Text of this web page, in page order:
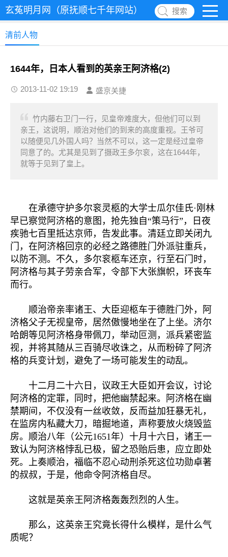
玄菟明月网（原抚顺七千年网站） 搜索
清前人物
1644年，日本人看到的英亲王阿济格(2)
2013-11-02 19:19 盛京关捷
竹内藤右卫门一行，见皇帝难度大，但他们可以到
亲王，这说明，顺治对他们的到来的高度重视。王爷可
以随便见几外国人吗？当然不可以，这一定是经过皇帝
同意了的。尤其是见到了摄政王多尔衮，这在1644年，
就等于见到了皇上。
在承德守护多尔衮灵柩的大学士瓜尔佳氏·刚林
早已察觉阿济格的意图，抢先独自“策马行”，日夜
疾驰七百里抵达京师，告发此事。清廷立即关闭九
门，在阿济格回京的必经之路德胜门外派驻重兵，
以防不测。不久，多尔衮柩车还京，行至石门时，
阿济格与其子劳亲合军，令部下大张旗帜，环丧车
而行。
顺治帝亲率诸王、大臣迎柩车于德胜门外，阿
济格父子无视皇帝，居然傲慢地坐在了上坐。济尔
哈朗等见阿济格身带佩刀，举动叵测，派兵紧密监
视，并将其随从三百骑尽收诛之，从而粉碎了阿济
格的兵变计划，避免了一场可能发生的动乱。
十二月二十六日，议政王大臣如开会议，讨论
阿济格的定罪，同时，把他幽禁起来。阿济格在幽
禁期间，不仅没有一丝收敛，反而益加狂暴无礼，
在监房内私藏大刀，暗掘地道，声称要放火烧毁监
房。顺治八年（公元1651年）十月十六日，诸王一
致认为阿济格悖乱已极，留之恐贻后患，应立即处
死。上奏顺治，福临不忍心动刑杀死这位功勋卓著
的叔叔，于是，他命令阿济格自尽。
这就是英亲王阿济格轰轰烈烈的人生。
那么，这英亲王究竟长得什么模样，是什么气
质呢？